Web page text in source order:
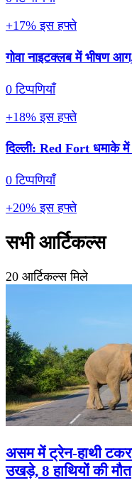
+17% इस हफ्ते
गोवा नाइटक्लब में भीषण
0 टिप्पणियाँ
+18% इस हफ्ते
दिल्ली: Red Fort धमाके में
0 टिप्पणियाँ
+20% इस हफ्ते
सभी आर्टिकल्स
20 आर्टिकल्स मिले
असम में ट्रेन-हाथी
उखड़े, 8 हाथियों की मौत